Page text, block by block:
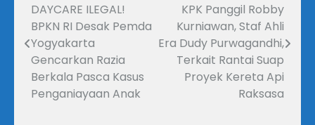
pos
DAYCARE ILEGAL!
BPKN RI Desak Pemda
Yogyakarta
Gencarkan Razia
Berkala Pasca Kasus
Penganiayaan Anak
KPK Panggil Robby
Kurniawan, Staf Ahli
Era Dudy Purwagandhi,
Terkait Rantai Suap
Proyek Kereta Api
Raksasa